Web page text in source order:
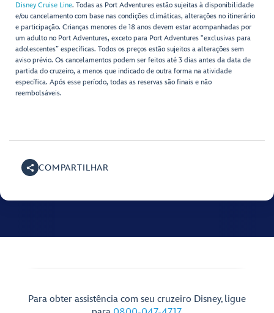
Disney Cruise Line. Todas as Port Adventures estão sujeitas à disponibilidade
e/ou cancelamento com base nas condições climáticas, alterações no itinerário
e participação. Crianças menores de 18 anos devem estar acompanhadas por
um adulto no Port Adventures, exceto para Port Adventures "exclusivas para
adolescentes” específicas. Todos os preços estão sujeitos a alterações sem
aviso prévio. Os cancelamentos podem ser feitos até 3 dias antes da data de
partida do cruzeiro, a menos que indicado de outra forma na atividade
específica. Após esse período, todas as reservas são finais e não
reembolsáveis.
COMPARTILHAR
Para obter assistência com seu cruzeiro Disney, ligue